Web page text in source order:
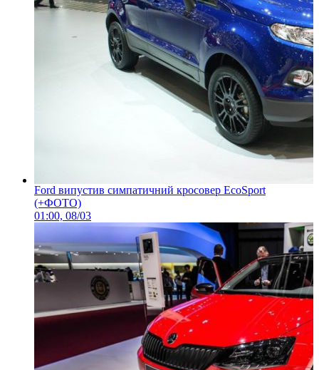
Ford випустив симпатичний кросовер EcoSport
(+ФОТО)
01:00, 08/03